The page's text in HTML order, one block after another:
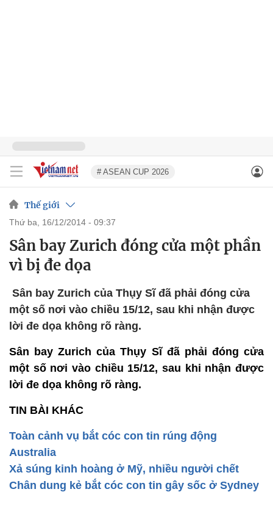
# ASEAN CUP 2026
Thế giới
thứ ba, 16/12/2014 - 09:37
Sân bay Zurich đóng cửa một phần
vì bị đe dọa
Sân bay Zurich của Thụy Sĩ đã phải đóng cửa
một số nơi vào chiều 15/12, sau khi nhận được
lời đe dọa không rõ ràng.
Sân bay Zurich của Thụy Sĩ đã phải đóng cửa
một số nơi vào chiều 15/12, sau khi nhận được
lời đe dọa không rõ ràng.
TIN BÀI KHÁC
Toàn cảnh vụ bắt cóc con tin rúng động
Australia
Xả súng kinh hoàng ở Mỹ, nhiều người chết
Chân dung kẻ bắt cóc con tin gây sốc ở Sydney